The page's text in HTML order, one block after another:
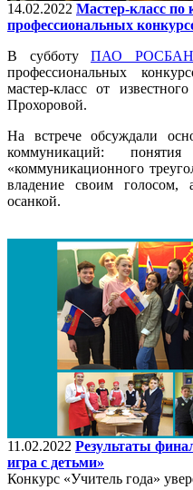
14.02.2022 Мастер-класс по
профессиональных
В субботу ПАО
профессиональных
мастер-класс от
Прохоровой.
На встрече обсуждали
коммуникаций:
«коммуникационного
владение своим голосом,
осанкой.
11.02.2022 Результаты
игра с детьми»
Конкурс «Учитель года»